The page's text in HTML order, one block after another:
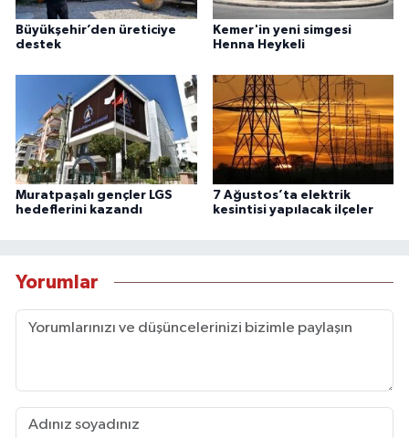
Büyükşehir’den üreticiye
destek
Kemer'in yeni simgesi
Henna Heykeli
Muratpaşalı gençler LGS
hedeflerini kazandı
7 Ağustos’ta elektrik
kesintisi yapılacak ilçeler
Yorumlar